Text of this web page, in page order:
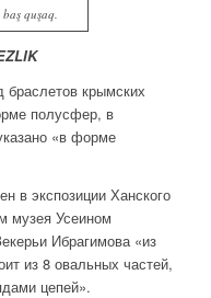
quşaq.
крымских
полусфер, в
«в форме
в экспозиции Ханского
музея Усеином
Ибрагимова «из
из 8 овальных частей,
цепей».